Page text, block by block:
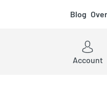
Blog
Account